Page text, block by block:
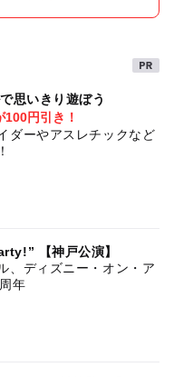
思いきり遊ぼう
円引き！
ダーやアスレチックなど
【神戸公演】
、ディズニー・オン・ア
年